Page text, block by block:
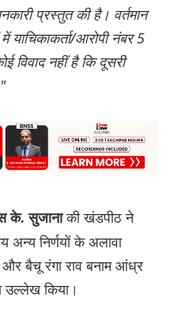
प्रस्तुत की है। वर्तमान
आरोपी नंबर 5
विवाद नहीं है कि दूसरी
के. सुजानाकी खंडपीठ ने
निर्णयों के अलावा
और बैचू रंगा राव बनाम आंध्र
उल्लेख किया।